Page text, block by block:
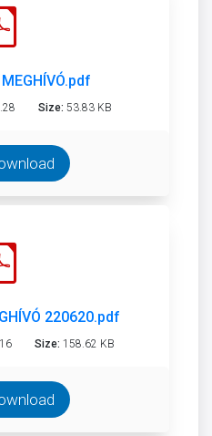
Size: 53.83 KB
220620.pdf
Size: 158.62 KB